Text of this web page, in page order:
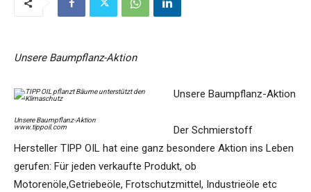
Unsere Baumpflanz-Aktion
Unsere Baumpflanz-Aktion
www.tippoil.com
Unsere Baumpflanz-Aktion
Der Schmierstoff
Hersteller TIPP OIL hat eine ganz besondere Aktion ins Leben
gerufen: Für jeden verkaufte Produkt, ob
Motorenöle,Getriebeöle, Frotschutzmittel, Industrieöle etc